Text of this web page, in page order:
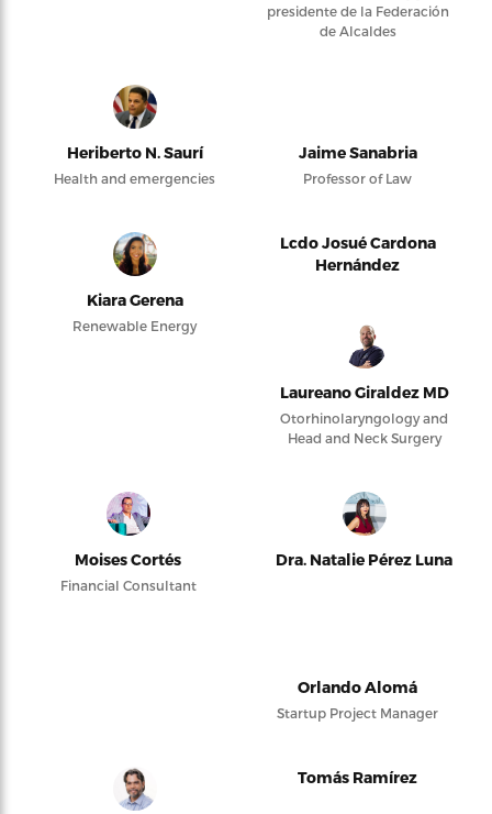
presidente de la Federación
de Alcaldes
Heriberto N. Saurí
Health and emergencies
Jaime Sanabria
Professor of Law
Kiara Gerena
Renewable Energy
Lcdo Josué Cardona
Hernández
Laureano Giraldez MD
Otorhinolaryngology and
Head and Neck Surgery
Moises Cortés
Financial Consultant
Dra. Natalie Pérez Luna
Orlando Alomá
Startup Project Manager
Tomás Ramírez